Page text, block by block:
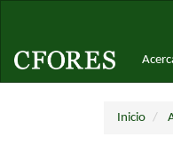
principal
Barra
Inicio